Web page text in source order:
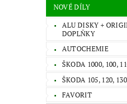
NOVÉ DÍLY
ALU DISKY +
DOPLŇKY
AUTOCHEMIE
ŠKODA 1000, 100,
ŠKODA 105, 120, 130
FAVORIT